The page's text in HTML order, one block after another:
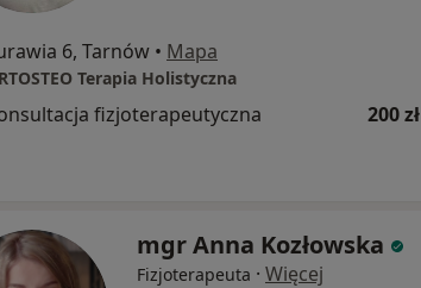
6, Tarnów • Mapa
Terapia Holistyczna
fizjoterapeutyczna 200 zł
mgr Anna Kozłowska
Fizjoterapeuta · Więcej